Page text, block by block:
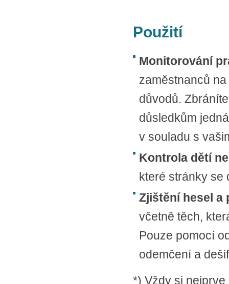
Použití
Monitorování
zaměstnanců
důvodů.
důsledkům
v souladu s
Kontrola dětí
které stránky se
Zjištění hesel a
včetně těch,
Pouze pomocí
odemčení a
*) Vždy si